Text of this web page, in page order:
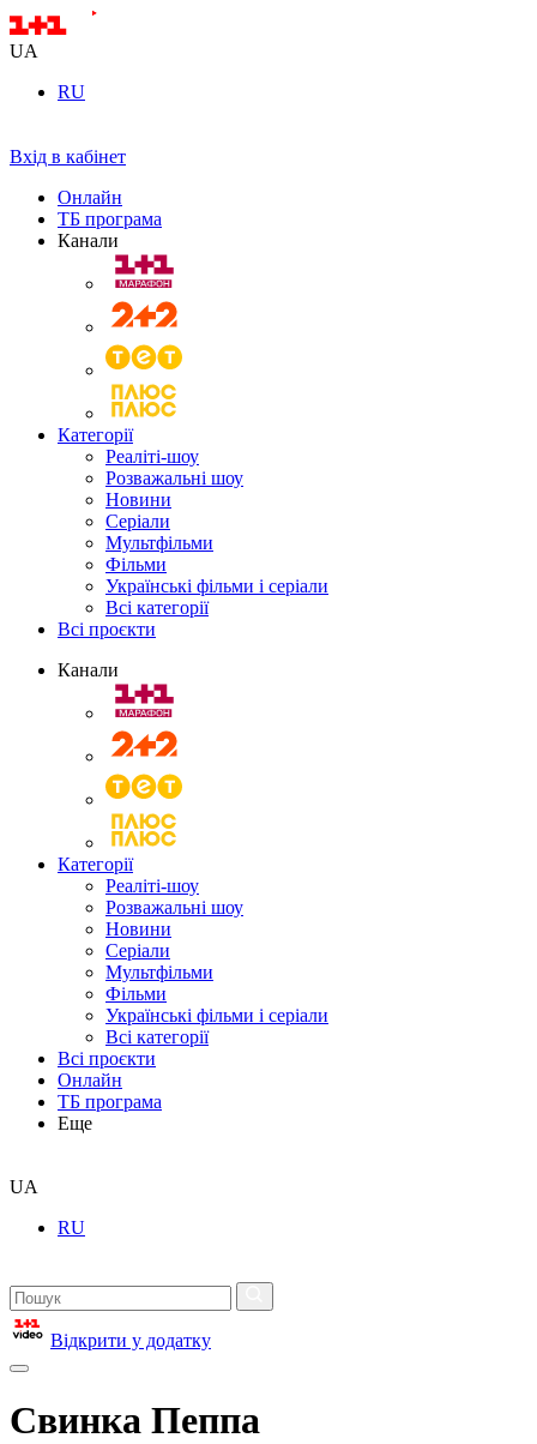
UA
RU
Вхід в кабінет
Онлайн
ТБ програма
Канали
Категорії
Реаліті-шоу
Розважальні шоу
Новини
Серіали
Мультфільми
Фільми
Українські фільми і серіали
Всі категорії
Всі проєкти
Канали
Категорії
Реаліті-шоу
Розважальні шоу
Новини
Серіали
Мультфільми
Фільми
Українські фільми і серіали
Всі категорії
Всі проєкти
Онлайн
ТБ програма
Еще
UA
RU
Відкрити у додатку
Свинка Пеппа